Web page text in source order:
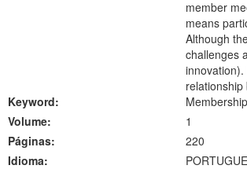
member
means
Although
challenges
Keyword:
Volume:
1
Páginas:
220
Idioma: